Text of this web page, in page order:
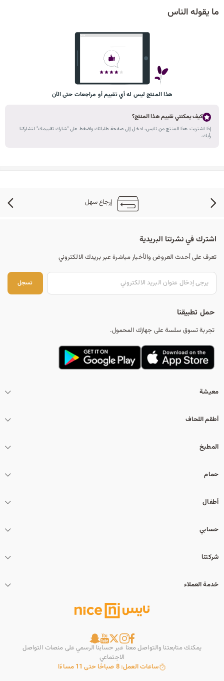
ما يقوله الناس
هذا المنتج ليس له أي تقييم أو مراجعات حتى الآن
كيف يمكنني تقييم هذا المنتج؟
إذا اشتريت هذا المنتج من نايس، ادخل إلى صفحة طلباتك واضغط على "شارك تقييمك" لتشاركنا
رأيك.
إرجاع سهل
اشترك في نشرتنا البريدية
تعرف على أحدث العروض والأخبار مباشرة عبر بريدك الالكتروني
تسجل
حمل تطبيقنا
تجربة تسوق سلسة على جهازك المحمول.
معيشة
أطقم اللحاف
المطبخ
حمام
أطفال
حسابي
شركتنا
خدمة العملاء
يمكنك متابعتنا والتواصل معنا عبر حسابنا الرسمي على منصات التواصل
الاجتماعي
ساعات العمل: 8 صباحًا حتى 11 مساءًا